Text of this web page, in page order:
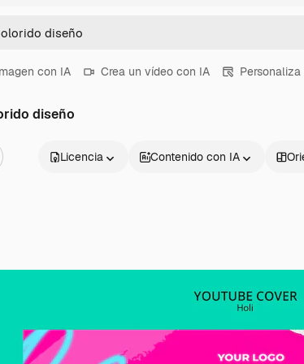
con IA Crea un vídeo con IA
diseño
Licencia Contenido con IA
Productos